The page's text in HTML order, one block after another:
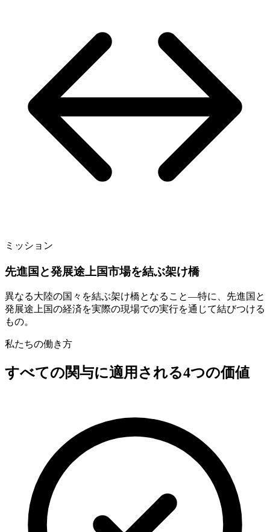
ミッション
先進国と発展途上国市場を結ぶ架け橋
異なる大陸の国々を結ぶ架け橋となること—特に、先進国と
発展途上国の経済を実際の現場での実行を通じて結びつける
もの。
私たちの働き方
すべての関与に適用される4つの価値